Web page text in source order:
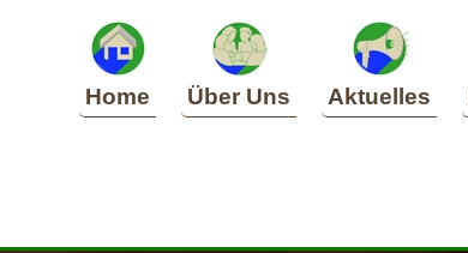
Home Über Uns Aktuelles